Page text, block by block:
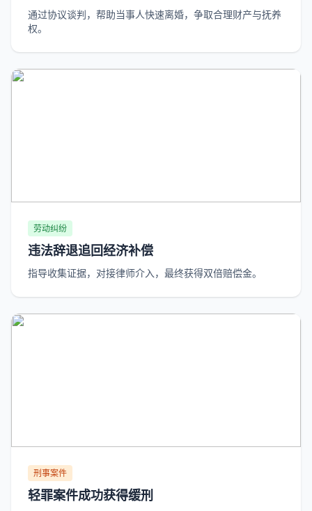
通过协议谈判，帮助当事人快速离婚，争取合理财产与抚养
权。
劳动纠纷
违法辞退追回经济补偿
指导收集证据，对接律师介入，最终获得双倍赔偿金。
刑事案件
轻罪案件成功获得缓刑